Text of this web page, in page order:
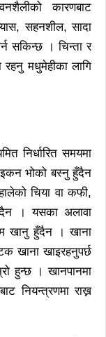
कारणबाट
सहनशील, सादा
सकिन्छ । चिन्ता र
रहनु मधुमेहीका लागि
निर्धारित समयमा
भोको बस्नु हुँदैन
चिया वा कफी,
। यसका अलावा
खानु हुँदैन । खाना
खाना खाइरहनुपर्छ
हुन्छ । खानपानमा
नियन्त्रणमा राख्न